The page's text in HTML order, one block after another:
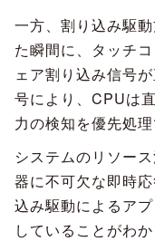
一方、割り込み駆
た瞬間に、タッチ
ェア割り込み信号
号により、CPUは
力の検知を優先処理
システムのリソー
器に不可欠な即時
込み駆動によるア
していることがわか